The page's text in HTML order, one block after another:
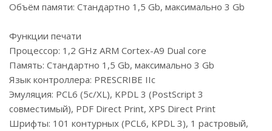
Объём памяти: Стандартно 1,5 Gb, максимально 3 Gb
Функции печати
Процессор: 1,2 GHz ARM Cortex-A9 Dual core
Память: Стандартно 1,5 Gb, максимально 3 Gb
Язык контроллера: PRESCRIBE IIc
Эмуляция: PCL6 (5c/XL), KPDL 3 (PostScript 3
совместимый), PDF Direct Print, XPS Direct Print
Шрифты: 101 контурных (PCL6, KPDL 3), 1 растровый,